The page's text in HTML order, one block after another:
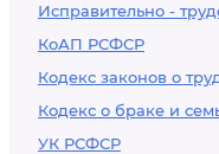
Исправительно -
КоАП РСФСР
Кодекс законов о
Кодекс о браке и
УК РСФСР